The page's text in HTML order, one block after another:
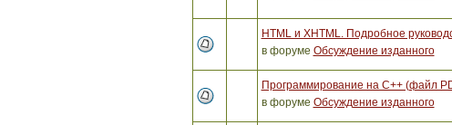
HTML и XHTML. Подробное
в форуме Обсуждение изданного
Программирование на C++ (файл
в форуме Обсуждение изданного